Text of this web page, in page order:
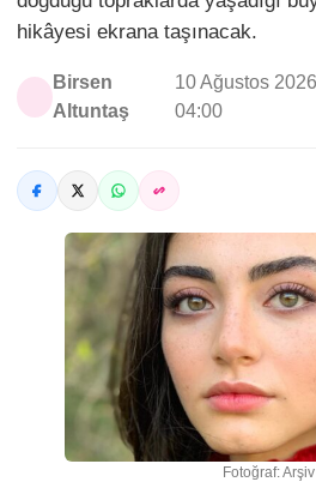
hikâyesi ekrana taşınacak.
Birsen
Altuntaş
10 Ağustos
04:00
Fotoğraf: Arşiv